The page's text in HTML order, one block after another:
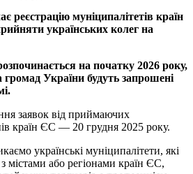
реєстрацію муніципалітетів країн
українських колег на
на початку 2026 року,
громад України будуть запрошені
заявок від приймаючих
країн ЄС — 20 грудня 2025 року.
українські муніципалітети, які
містами або регіонами країн ЄС,